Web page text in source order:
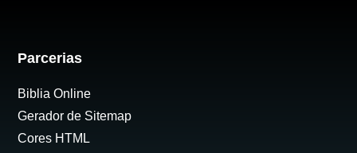
Parcerias
Biblia Online
Gerador de Sitemap
Cores HTML